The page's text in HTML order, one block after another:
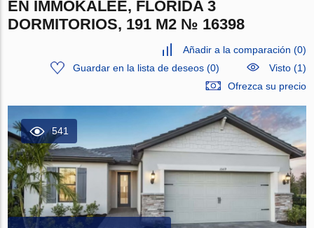
EN IMMOKALEE, FLORIDA 3
DORMITORIOS, 191 M2 № 16398
Añadir a la comparación (0)
Guardar en la lista de deseos(0)
Visto (1)
Ofrezca su precio
541